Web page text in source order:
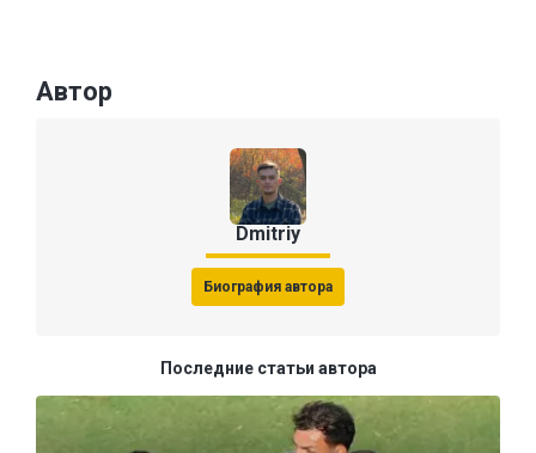
Автор
Dmitriy
Биография автора
Последние статьи автора